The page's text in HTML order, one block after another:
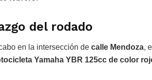
del rodado
en la intersección de calle Mendoza,
Yamaha YBR 125cc de color